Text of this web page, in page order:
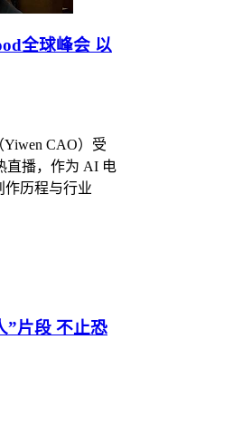
全球峰会 以
CAO）受
直播，作为 AI 电
作历程与行业
”片段 不止恐